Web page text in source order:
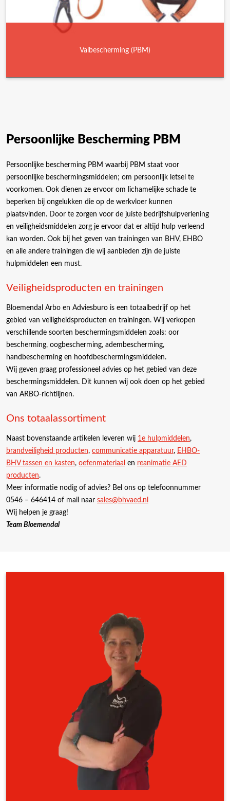
Valbescherming (PBM)
Persoonlijke Bescherming PBM
Persoonlijke bescherming PBM waarbij PBM staat voor
persoonlijke beschermingsmiddelen; om persoonlijk letsel te
voorkomen. Ook dienen ze ervoor om lichamelijke schade te
beperken bij ongelukken die op de werkvloer kunnen
plaatsvinden. Door te zorgen voor de juiste bedrijfshulpverlening
en veiligheidsmiddelen zorg je ervoor dat er altijd hulp verleend
kan worden. Ook bij het geven van trainingen van BHV, EHBO
en alle andere trainingen die wij aanbieden zijn de juiste
hulpmiddelen een must.
Veiligheidsproducten en trainingen
Bloemendal Arbo en Adviesburo is een totaalbedrijf op het
gebied van veiligheidsproducten en trainingen. Wij verkopen
verschillende soorten beschermingsmiddelen zoals: oor
bescherming, oogbescherming, adembescherming,
handbescherming en hoofdbeschermingsmiddelen.
Wij geven graag professioneel advies op het gebied van deze
beschermingsmiddelen. Dit kunnen wij ook doen op het gebied
van ARBO-richtlijnen.
Ons totaalassortiment
Naast bovenstaande artikelen leveren wij 1e hulpmiddelen,
brandveiligheid producten, communicatie apparatuur, EHBO-
BHV tassen en kasten, oefenmateriaal en reanimatie AED
producten.
Meer informatie nodig of advies? Bel ons op telefoonnummer
0546 – 646414 of mail naar sales@bhvaed.nl
Wij helpen je graag!
Team Bloemendal